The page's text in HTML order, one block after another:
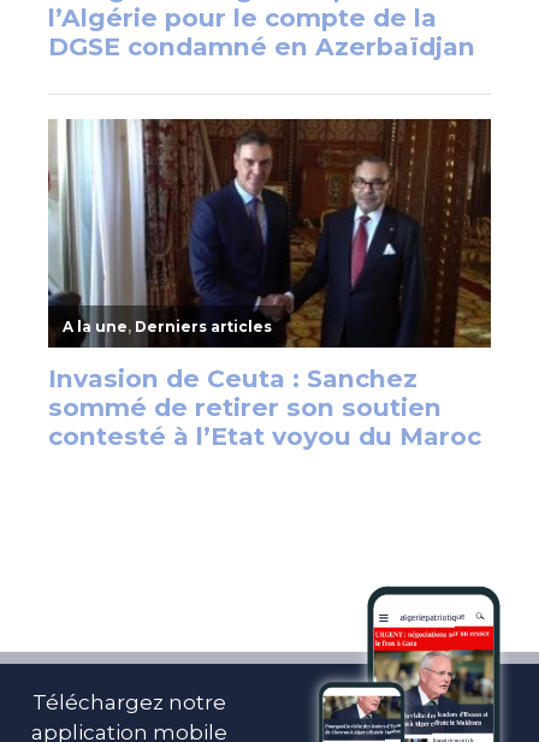
Téléchargez notre
application mobile